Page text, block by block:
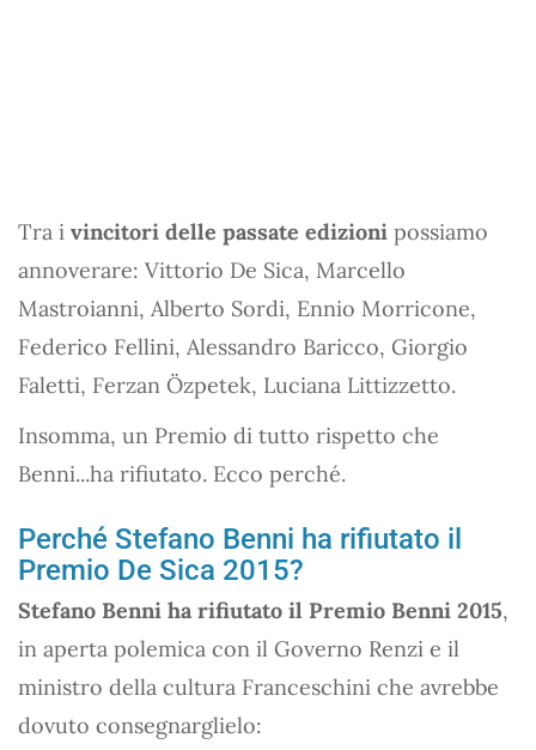
Tra i vincitori delle passate edizioni possiamo
annoverare: Vittorio De Sica, Marcello
Mastroianni, Alberto Sordi, Ennio Morricone,
Federico Fellini, Alessandro Baricco, Giorgio
Faletti, Ferzan Özpetek, Luciana Littizzetto.
Insomma, un Premio di tutto rispetto che
Benni...ha rifiutato. Ecco perché.
Perché Stefano Benni ha rifiutato il
Premio De Sica 2015?
Stefano Benni ha rifiutato il Premio Benni 2015,
in aperta polemica con il Governo Renzi e il
ministro della cultura Franceschini che avrebbe
dovuto consegnarglielo: